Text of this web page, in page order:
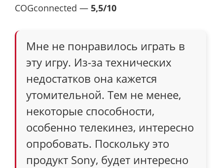
COGconnected — 5,5/10
Мне не понравилось играть в
эту игру. Из-за технических
недостатков она кажется
утомительной. Тем не менее,
некоторые способности,
особенно телекинез, интересно
опробовать. Поскольку это
продукт Sony, будет интересно